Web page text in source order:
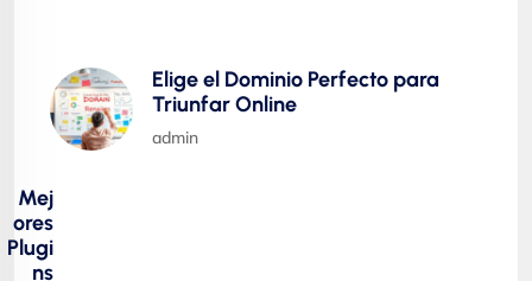
Elige el Dominio Perfecto para
Triunfar Online
admin
Mej
ores
Plugi
ns